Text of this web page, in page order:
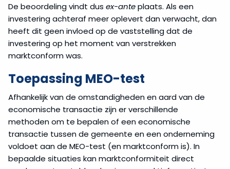
De beoordeling vindt dus ex-anteplaats. Als een
investering achteraf meer oplevert dan verwacht, dan
heeft dit geen invloed op de vaststelling dat de
investering op het moment van verstrekken
marktconform was.
Toepassing MEO-test
Afhankelijk van de omstandigheden en aard van de
economische transactie zijn er verschillende
methoden om te bepalen of een economische
transactie tussen de gemeente en een onderneming
voldoet aan de MEO-test (en marktconform is). In
bepaalde situaties kan marktconformiteit direct